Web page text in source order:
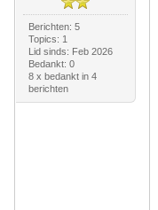
Berichten: 5
Topics: 1
Lid sinds: Feb 2026
Bedankt: 0
8 x bedankt in 4
berichten